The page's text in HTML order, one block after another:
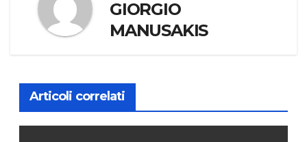
GIORGIO
MANUSAKIS
Articoli correlati